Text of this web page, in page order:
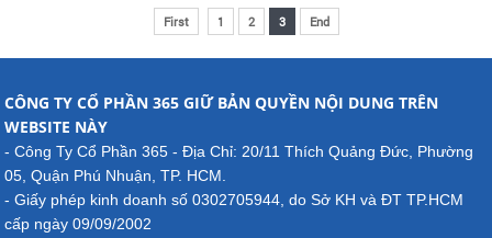
First 1 2 3 End
CÔNG TY CỔ PHẦN 365 GIỮ BẢN QUYỀN NỘI DUNG TRÊN
WEBSITE NÀY
- Công Ty Cổ Phần 365 - Địa Chỉ: 20/11 Thích Quảng Đức, Phường
05, Quận Phú Nhuận, TP. HCM.
- Giấy phép kinh doanh số 0302705944, do Sở KH và ĐT TP.HCM
cấp ngày 09/09/2002